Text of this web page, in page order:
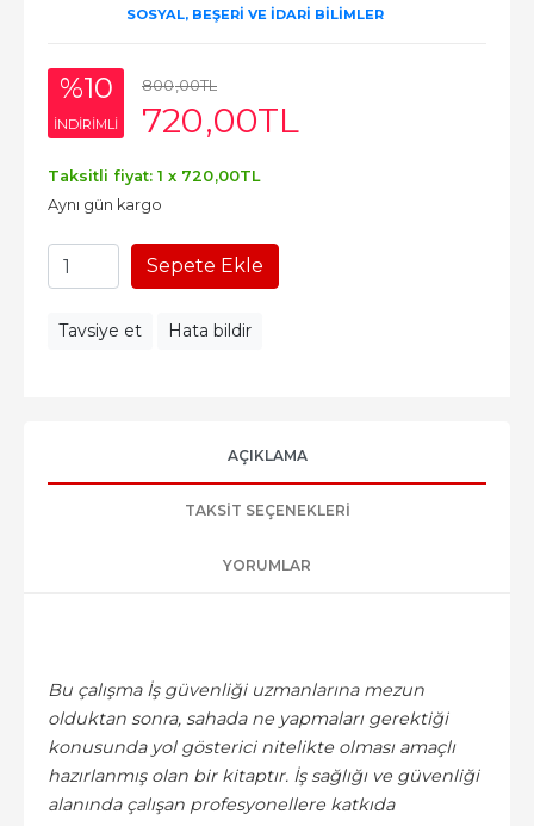
SOSYAL, BEŞERI VE İDARI BILIMLER
%10
INDIRIMLI
800,00TL
720,00TL
Taksitli fiyat: 1 x 720,00TL
Aynı gün kargo
Sepete Ekle
Tavsiye et Hata bildir
AÇIKLAMA
TAKSIT SEÇENEKLERI
YORUMLAR
Bu çalışma İş güvenliği uzmanlarına mezun
olduktan sonra, sahada ne yapmaları gerektiği
konusunda yol gösterici nitelikte olması amaçlı
hazırlanmış olan bir kitaptır. İş sağlığı ve güvenliği
alanında çalışan profesyonellere katkıda